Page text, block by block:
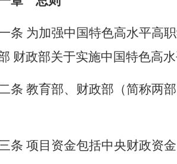
条 为加强中国特色高水平高
部 财政部关于实施中国特色高
条 教育部、财政部（简称两
条 项目资金包括中央财政资